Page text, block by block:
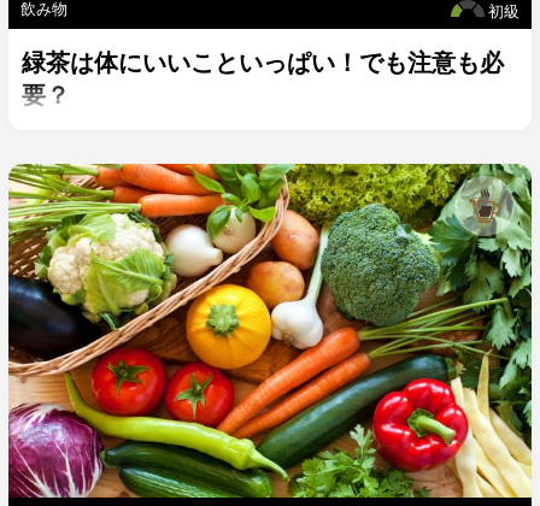
初級
飲み物
緑茶は体にいいこといっぱい！でも注意も必
要？